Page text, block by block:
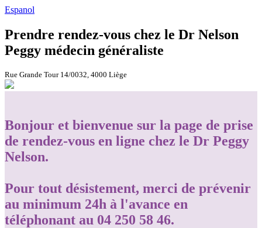
Espanol
Prendre rendez-vous chez le Dr Nelson
Peggy médecin généraliste
Rue Grande Tour 14/0032, 4000 Liège
Bonjour et bienvenue sur la page de prise
de rendez-vous en ligne chez le Dr Peggy
Nelson.
Pour tout désistement, merci de prévenir
au minimum 24h à l'avance en
téléphonant au 04 250 58 46.